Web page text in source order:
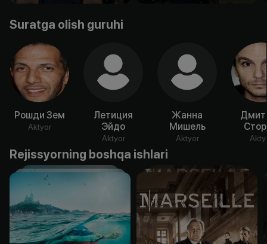
Suratga olish guruhi
Рошди Зем
Aktyor
Летиция
Эйдо
Aktyor
Жанна
Мишель
Aktyor
Rejissyorning boshqa ishlari